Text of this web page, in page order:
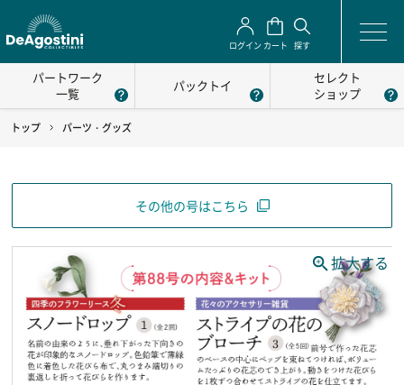
ログイン カート 探す
パートワーク
一覧
パックトイ
セレクト
ショップ
トップ パーツ・グッズ
その他の号はこちら